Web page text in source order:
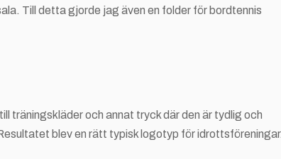
Till detta gjorde jag även en folder för bordtennis
träningskläder och annat tryck där den är tydlig och
blev en rätt typisk logotyp för